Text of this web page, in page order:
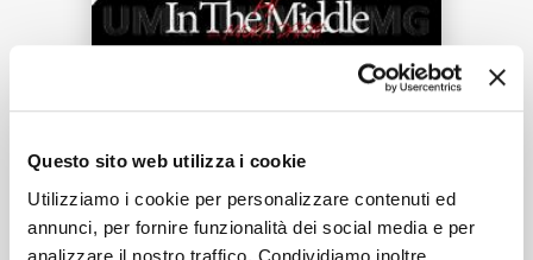
Questo sito web utilizza i cookie
Utilizziamo i cookie per personalizzare contenuti ed
annunci, per fornire funzionalità dei social media e per
analizzare il nostro traffico. Condividiamo inoltre
1 In The Middle
04:27
AI, MIURA DAICHI
RICERCA
CHI SIAMO